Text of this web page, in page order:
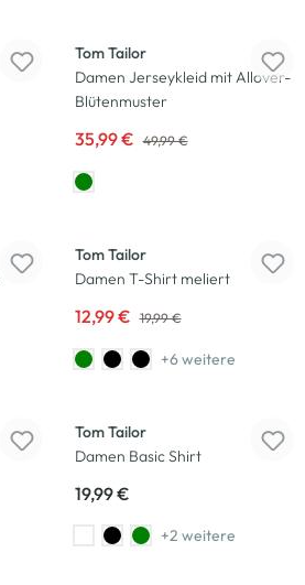
Tom Tailor
Damen Jerseykleid mit Allover-
Blütenmuster
35,99 € 49,99 €
Tom Tailor
Damen T-Shirt meliert
12,99 € 19,99 €
+6 weitere
Tom Tailor
Damen Basic Shirt
19,99 €
+2 weitere